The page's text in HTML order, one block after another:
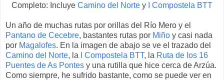
Completo: Incluye Camino del Norte y I Compostela BTT
Un año de muchas rutas por orillas del Río Mero y el
Pantano de Cecebre, bastantes rutas por Miño y casi nada
por Magalofes. En la imagen de abajo se ve el trazado del
Camino del Norte, la I Compostela BTT, la Ruta de los 16
Puentes de As Pontes y una rutilla que hice cerca de Arzúa.
Como siempre, he sufrido bastante, como se puede ver en